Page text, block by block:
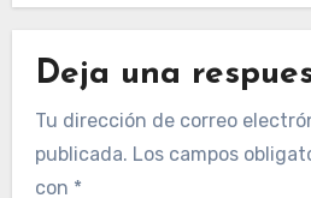
Deja una
Tu dirección de correo
publicada. Los campos
con *